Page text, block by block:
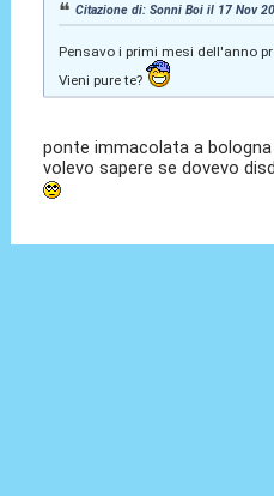
Citazione di: Sonni Boi il 17 Nov
Pensavo i primi mesi dell'anno
Vieni pure te?
ponte immacolata a bologna
volevo sapere se dovevo